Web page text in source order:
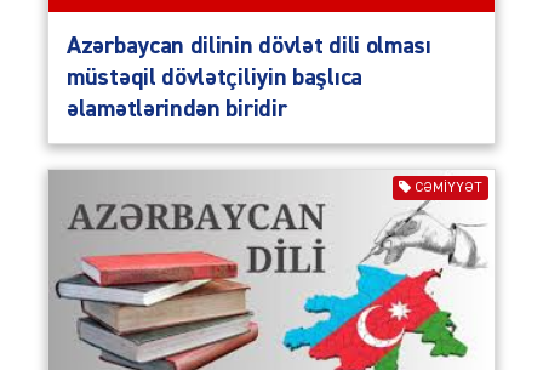
Azərbaycan dilinin dövlət dili olması
müstəqil dövlətçiliyin başlıca
əlamətlərindən biridir
CƏMIYYƏT